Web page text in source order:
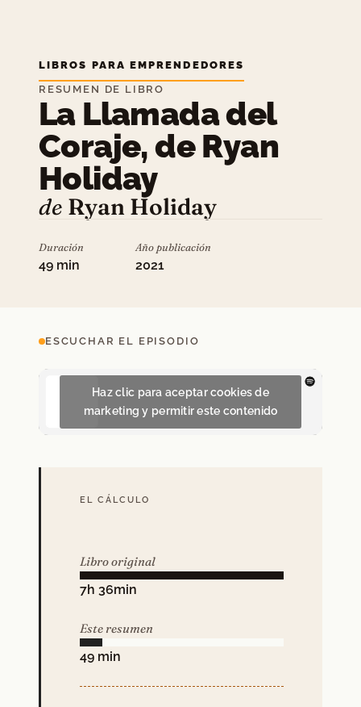
LIBROS PARA EMPRENDEDORES
RESUMEN DE LIBRO
La Llamada del
Coraje, de Ryan
Holiday
de Ryan Holiday
Duración
49 min
Año publicación
2021
ESCUCHAR EL EPISODIO
Haz clic para aceptar cookies de
marketing y permitir este contenido
EL CÁLCULO
Libro original
7h 36min
Este resumen
49 min